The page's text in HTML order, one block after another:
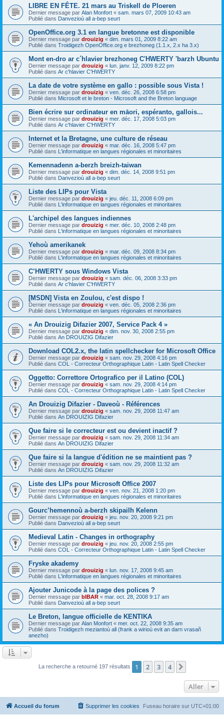
LIBRE EN FÊTE. 21 mars au Triskell de Ploeren
Dernier message par Alan Monfort « sam. mars 07, 2009 10:43 am
Publié dans Danvezioù all a-bep seurt
OpenOffice.org 3.1 en langue bretonne est disponible
Dernier message par drouizig « dim. mars 01, 2009 8:22 am
Publié dans Troidigezh OpenOffice.org e brezhoneg (1.1.x, 2.x ha 3.x)
Mont en-dro ar c´hlavier brezhoneg C'HWERTY 'barzh Ubuntu
Dernier message par drouizig « lun. janv. 12, 2009 8:22 pm
Publié dans Ar c'hlavier C'HWERTY
La date de votre système en gallo : possible sous Vista !
Dernier message par drouizig « ven. déc. 26, 2008 6:58 pm
Publié dans Microsoft et le breton - Microsoft and the Breton language
Bien écrire sur ordinateur en māori, espéranto, gallois...
Dernier message par drouizig « mer. déc. 17, 2008 5:03 pm
Publié dans Ar c'hlavier C'HWERTY
Internet et la Bretagne, une culture de réseau
Dernier message par drouizig « mar. déc. 16, 2008 5:47 pm
Publié dans L'informatique en langues régionales et minoritaires
Kemennadenn a-berzh breizh-taiwan
Dernier message par drouizig « dim. déc. 14, 2008 9:51 pm
Publié dans Danvezioù all a-bep seurt
Liste des LIPs pour Vista
Dernier message par drouizig « jeu. déc. 11, 2008 6:09 pm
Publié dans L'informatique en langues régionales et minoritaires
L'archipel des langues indiennes
Dernier message par drouizig « mer. déc. 10, 2008 2:48 pm
Publié dans L'informatique en langues régionales et minoritaires
Yehoù amerikanek
Dernier message par drouizig « mar. déc. 09, 2008 8:34 pm
Publié dans L'informatique en langues régionales et minoritaires
C’HWERTY sous Windows Vista
Dernier message par drouizig « sam. déc. 06, 2008 3:33 pm
Publié dans Ar c'hlavier C'HWERTY
[MSDN] Vista en Zoulou, c'est dispo !
Dernier message par drouizig « ven. déc. 05, 2008 2:36 pm
Publié dans L'informatique en langues régionales et minoritaires
« An Drouizig Difazier 2007, Service Pack 4 »
Dernier message par drouizig « dim. nov. 30, 2008 2:55 pm
Publié dans An DROUIZIG Difazier
Download COL2.x, the latin spellchecker for Microsoft Office
Dernier message par drouizig « sam. nov. 29, 2008 4:16 pm
Publié dans COL - Correcteur Orthographique Latin - Latin Spell Checker
Oggetto: Correttore Ortografico per il Latino (COL)
Dernier message par drouizig « sam. nov. 29, 2008 4:14 pm
Publié dans COL - Correcteur Orthographique Latin - Latin Spell Checker
An Drouizig Difazier - Daveoù - Références
Dernier message par drouizig « sam. nov. 29, 2008 11:47 am
Publié dans An DROUIZIG Difazier
Que faire si le correcteur est ou devient inactif ?
Dernier message par drouizig « sam. nov. 29, 2008 11:34 am
Publié dans An DROUIZIG Difazier
Que faire si la langue d'édition ne se maintient pas ?
Dernier message par drouizig « sam. nov. 29, 2008 11:32 am
Publié dans An DROUIZIG Difazier
Liste des LIPs pour Microsoft Office 2007
Dernier message par drouizig « ven. nov. 21, 2008 1:20 pm
Publié dans L'informatique en langues régionales et minoritaires
Gourc’hemennoù a-berzh skipailh Kelenn
Dernier message par drouizig « jeu. nov. 20, 2008 9:21 pm
Publié dans Danvezioù all a-bep seurt
Medieval Latin - Changes in orthography
Dernier message par drouizig « jeu. nov. 20, 2008 2:55 pm
Publié dans COL - Correcteur Orthographique Latin - Latin Spell Checker
Fryske akademy
Dernier message par drouizig « lun. nov. 17, 2008 9:45 am
Publié dans L'informatique en langues régionales et minoritaires
Ajouter Junicode à la page des polices ?
Dernier message par bIBAR « mar. oct. 28, 2008 9:17 am
Publié dans Danvezioù all a-bep seurt
Le Breton, langue officielle de KENTIKA
Dernier message par Alan Monfort « mer. oct. 22, 2008 9:35 am
Publié dans Troidigezh meziantoù all (frank a wirioù evit an darn vrasañ
anezho)
La recherche a retourné 197 résultats 1 2 3 4
Aller
Accueil du forum Fuseau horaire sur UTC+01:00
Supprimer les cookies